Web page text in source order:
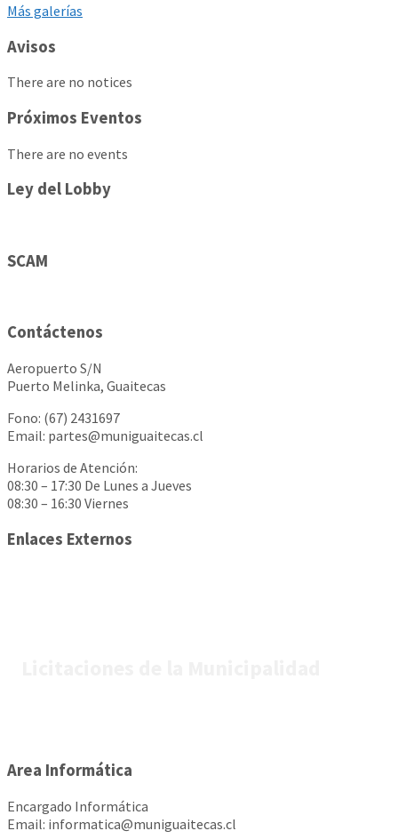
Más galerías
Avisos
There are no notices
Próximos Eventos
There are no events
Ley del Lobby
SCAM
Contáctenos
Aeropuerto S/N
Puerto Melinka, Guaitecas
Fono: (67) 2431697
Email: partes@muniguaitecas.cl
Horarios de Atención:
08:30 – 17:30 De Lunes a Jueves
08:30 – 16:30 Viernes
Enlaces Externos
Area Informática
Encargado Informática
Email: informatica@muniguaitecas.cl